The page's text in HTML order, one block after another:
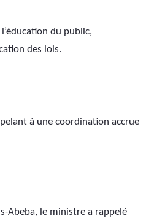
du public,
des lois.
à une coordination accrue
Abeba, le ministre a rappelé